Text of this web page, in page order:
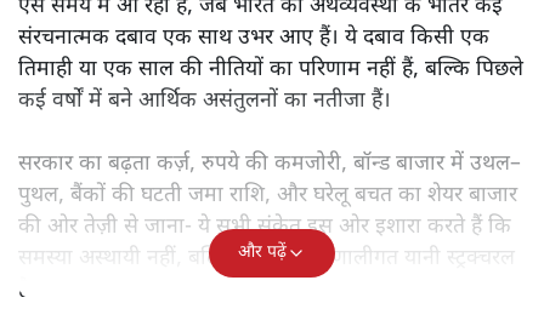
ऐसे समय में आ रहा है, जब भारत की अर्थव्यवस्था के भीतर कई
संरचनात्मक दबाव एक साथ उभर आए हैं। ये दबाव किसी एक
तिमाही या एक साल की नीतियों का परिणाम नहीं हैं, बल्कि पिछले
कई वर्षों में बने आर्थिक असंतुलनों का नतीजा हैं।
सरकार का बढ़ता कर्ज़, रुपये की कमजोरी, बॉन्ड बाजार में उथल–
पुथल, बैंकों की घटती जमा राशि, और घरेलू बचत का शेयर बाजार
की ओर तेज़ी से जाना- ये सभी संकेत इस ओर इशारा करते हैं कि
समस्या अस्थायी नहीं, बल्कि गहरी और प्रणालीगत यानी स्ट्रक्चरल
है।
और पढ़ें